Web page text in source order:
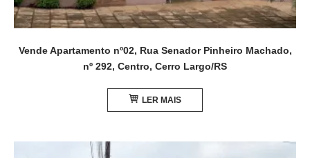
Vende Apartamento nº02, Rua Senador Pinheiro Machado,
nº 292, Centro, Cerro Largo/RS
LER MAIS